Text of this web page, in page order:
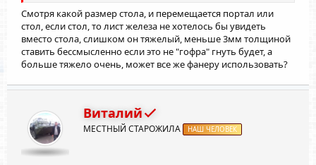
Смотря какой размер стола, и перемещается портал или
стол, если стол, то лист железа не хотелось бы увидеть
вместо стола, слишком он тяжелый, меньше 3мм толщиной
ставить бессмысленно если это не "гофра" гнуть будет, а
больше тяжело очень, может все же фанеру использовать?
Виталий
МЕСТНЫЙ СТАРОЖИЛА НАШ ЧЕЛОВЕК